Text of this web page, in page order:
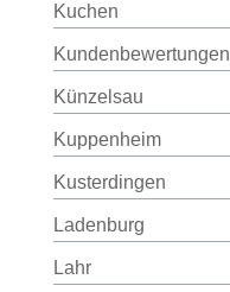
Kuchen
Kundenbewertungen
Künzelsau
Kuppenheim
Kusterdingen
Ladenburg
Lahr